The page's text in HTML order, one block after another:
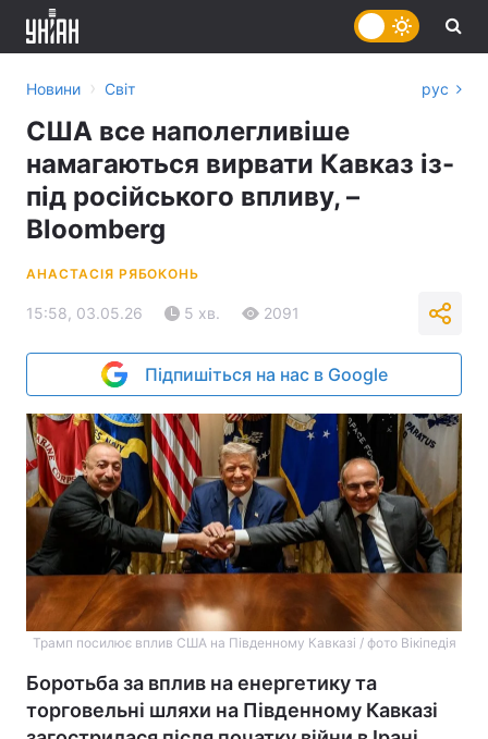
Новини › Світ рус
США все наполегливіше
намагаються вирвати Кавказ із-
під російського впливу, –
Bloomberg
АНАСТАСІЯ РЯБОКОНЬ
15:58, 03.05.26 5 хв. 2091
Підпишіться на нас в Google
Трамп посилює вплив США на Південному Кавказі / фото Вікіпедія
Боротьба за вплив на енергетику та
торговельні шляхи на Південному Кавказі